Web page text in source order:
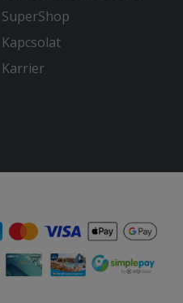
SuperShop
Kapcsolat
Karrier